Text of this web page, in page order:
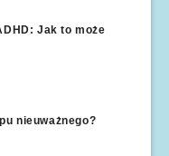
Jak to może
nieuważnego?